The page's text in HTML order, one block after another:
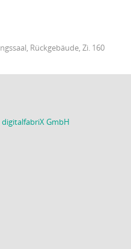
Rückgebäude, Zi. 160
digitalfabriX GmbH